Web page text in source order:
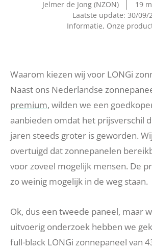
Jelmer de Jong (NZON)
19
Laatste update: 30/09/
Informatie, Onze
Waarom kiezen wij voor LONGi
Naast ons Nederlandse
premium, wilden we een
aanbieden omdat het prijsverschil
jaren steeds groter is geworden.
overtuigd dat zonnepanelen
voor zoveel mogelijk mensen. De
zo weinig mogelijk in de weg staan.
Ok, dus een tweede paneel, maar
uitvoerig onderzoek hebben we
full-black LONGi zonnepaneel van